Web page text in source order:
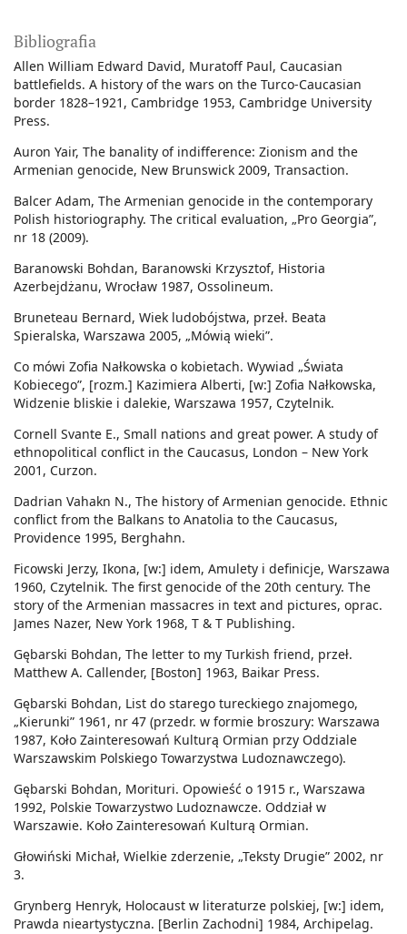
Bibliografia
Allen William Edward David, Muratoff Paul, Caucasian
battlefields. A history of the wars on the Turco-Caucasian
border 1828–1921, Cambridge 1953, Cambridge University
Press.
Auron Yair, The banality of indifference: Zionism and the
Armenian genocide, New Brunswick 2009, Transaction.
Balcer Adam, The Armenian genocide in the contemporary
Polish historiography. The critical evaluation, „Pro Georgia”,
nr 18 (2009).
Baranowski Bohdan, Baranowski Krzysztof, Historia
Azerbejdżanu, Wrocław 1987, Ossolineum.
Bruneteau Bernard, Wiek ludobójstwa, przeł. Beata
Spieralska, Warszawa 2005, „Mówią wieki”.
Co mówi Zofia Nałkowska o kobietach. Wywiad „Świata
Kobiecego”, [rozm.] Kazimiera Alberti, [w:] Zofia Nałkowska,
Widzenie bliskie i dalekie, Warszawa 1957, Czytelnik.
Cornell Svante E., Small nations and great power. A study of
ethnopolitical conflict in the Caucasus, London – New York
2001, Curzon.
Dadrian Vahakn N., The history of Armenian genocide. Ethnic
conflict from the Balkans to Anatolia to the Caucasus,
Providence 1995, Berghahn.
Ficowski Jerzy, Ikona, [w:] idem, Amulety i definicje, Warszawa
1960, Czytelnik. The first genocide of the 20th century. The
story of the Armenian massacres in text and pictures, oprac.
James Nazer, New York 1968, T & T Publishing.
Gębarski Bohdan, The letter to my Turkish friend, przeł.
Matthew A. Callender, [Boston] 1963, Baikar Press.
Gębarski Bohdan, List do starego tureckiego znajomego,
„Kierunki” 1961, nr 47 (przedr. w formie broszury: Warszawa
1987, Koło Zainteresowań Kulturą Ormian przy Oddziale
Warszawskim Polskiego Towarzystwa Ludoznawczego).
Gębarski Bohdan, Morituri. Opowieść o 1915 r., Warszawa
1992, Polskie Towarzystwo Ludoznawcze. Oddział w
Warszawie. Koło Zainteresowań Kulturą Ormian.
Głowiński Michał, Wielkie zderzenie, „Teksty Drugie” 2002, nr
3.
Grynberg Henryk, Holocaust w literaturze polskiej, [w:] idem,
Prawda nieartystyczna. [Berlin Zachodni] 1984, Archipelag.